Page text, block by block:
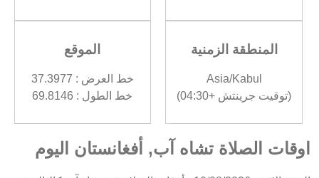
المنطقة الزمنية
Asia/Kabul
(توقيت جرينتش +04:30)
الموقع
خط العرض : 37.3977
خط الطول : 69.8146
اوقات الصلاة تشاه آب, أفغانستان اليوم